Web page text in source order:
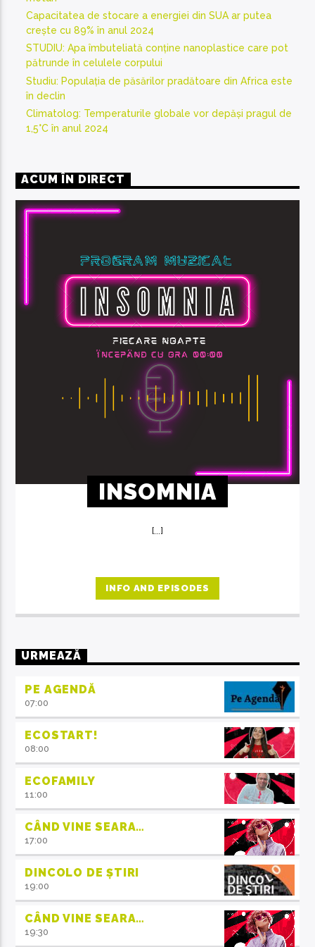
Capacitatea de stocare a energiei din SUA ar putea
crește cu 89% în anul 2024
STUDIU: Apa îmbuteliată conține nanoplastice care pot
pătrunde în celulele corpului
Studiu: Populația de păsărilor pradătoare din Africa este
în declin
Climatolog: Temperaturile globale vor depăși pragul de
1,5°C în anul 2024
ACUM ÎN DIRECT
INSOMNIA
[...]
INFO AND EPISODES
URMEAZĂ
PE AGENDĂ
07:00
ECOSTART!
08:00
ECOFAMILY
11:00
CÂND VINE SEARA…
17:00
DINCOLO DE ȘTIRI
19:00
CÂND VINE SEARA…
19:30